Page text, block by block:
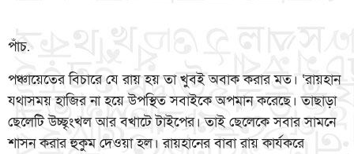
পাঁচ.
পঞ্চায়েতের বিচারে যে রায় হয় তা খুবই অবাক করার মত। ‘রায়হান
যথাসময় হাজির না হয়ে উপস্থিত সবাইকে অপমান করেছে। তাছাড়া
ছেলেটি উচ্ছৃংখল আর বখাটে টাইপের। তাই ছেলেকে সবার সামনে
শাসন করার হুকুম দেওয়া হল। রায়হানের বাবা রায় কার্যকরে